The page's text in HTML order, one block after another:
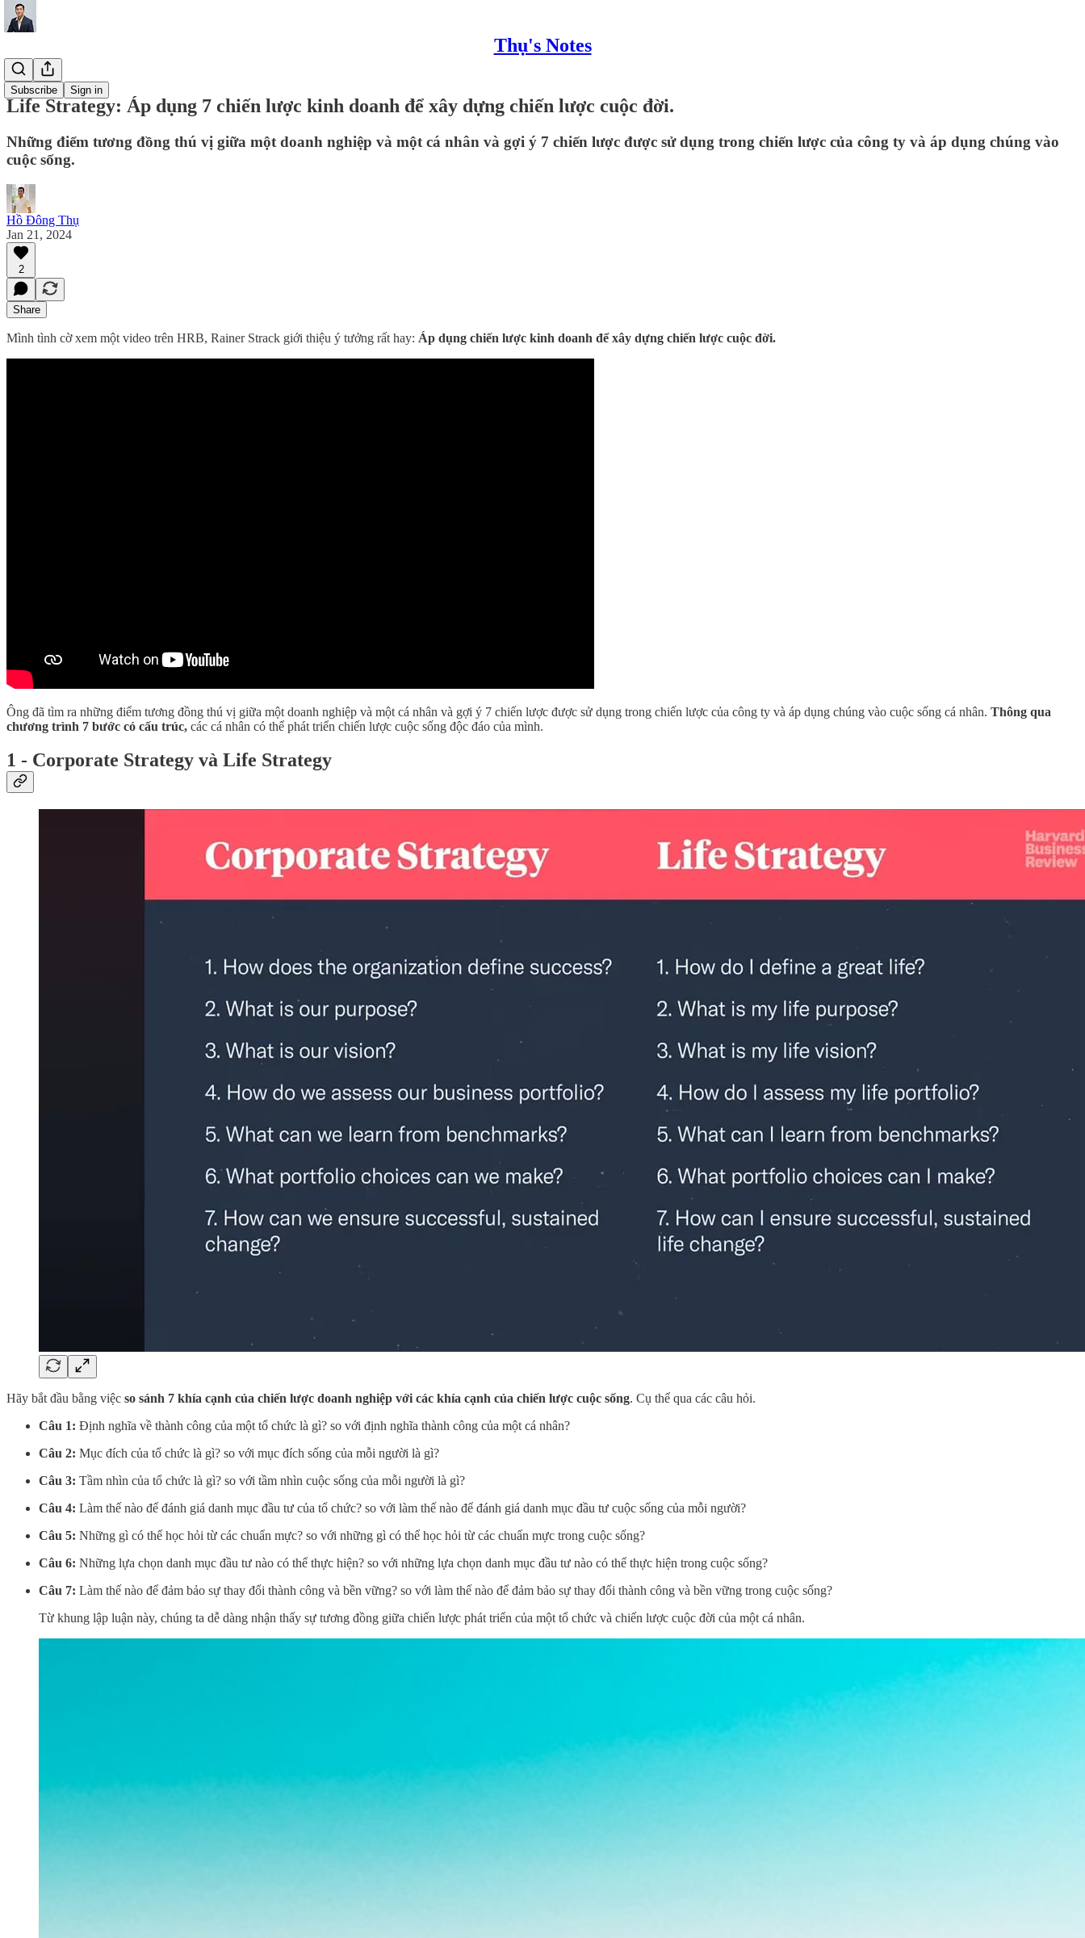
Thụ's Notes
Subscribe Sign in
Lifestyle
Life Strategy: Áp dụng 7 chiến lược kinh doanh để xây dựng chiến lược cuộc đời.
Những điểm tương đồng thú vị giữa một doanh nghiệp và một cá nhân và gợi ý 7 chiến lược được sử dụng trong chiến lược của công ty và áp dụng chúng vào
cuộc sống.
Hồ Đông Thụ
Jan 21, 2024
2
Share
Mình tình cờ xem một video trên HRB, Rainer Strack giới thiệu ý tưởng rất hay: Áp dụng chiến lược kinh doanh để xây dựng chiến lược cuộc đời.
Ông đã tìm ra những điểm tương đồng thú vị giữa một doanh nghiệp và một cá nhân và gợi ý 7 chiến lược được sử dụng trong chiến lược của công ty và áp dụng chúng vào cuộc sống cá nhân. Thông qua
chương trình 7 bước có cấu trúc, các cá nhân có thể phát triển chiến lược cuộc sống độc đáo của mình.
1 - Corporate Strategy và Life Strategy
Hãy bắt đầu bằng việc so sánh 7 khía cạnh của chiến lược doanh nghiệp với các khía cạnh của chiến lược cuộc sống. Cụ thể qua các câu hỏi.
Câu 1: Định nghĩa về thành công của một tổ chức là gì? so với định nghĩa thành công của một cá nhân?
Câu 2: Mục đích của tổ chức là gì? so với mục đích sống của mỗi người là gì?
Câu 3: Tầm nhìn của tổ chức là gì? so với tầm nhìn cuộc sống của mỗi người là gì?
Câu 4: Làm thế nào để đánh giá danh mục đầu tư của tổ chức? so với làm thế nào để đánh giá danh mục đầu tư cuộc sống của mỗi người?
Câu 5: Những gì có thể học hỏi từ các chuẩn mực? so với những gì có thể học hỏi từ các chuẩn mực trong cuộc sống?
Câu 6: Những lựa chọn danh mục đầu tư nào có thể thực hiện? so với những lựa chọn danh mục đầu tư nào có thể thực hiện trong cuộc sống?
Câu 7: Làm thế nào để đảm bảo sự thay đổi thành công và bền vững? so với làm thế nào để đảm bảo sự thay đổi thành công và bền vững trong cuộc sống?
Từ khung lập luận này, chúng ta dễ dàng nhận thấy sự tương đồng giữa chiến lược phát triển của một tổ chức và chiến lược cuộc đời của một cá nhân.